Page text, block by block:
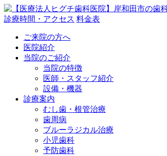
診療時間・アクセス 料金表
ご来院の方へ
医院紹介
当院のご紹介
当院の特徴
医師・スタッフ紹介
設備・機器
診療案内
むし歯・根管治療
歯周病
ブルーラジカル治療
小児歯科
予防歯科